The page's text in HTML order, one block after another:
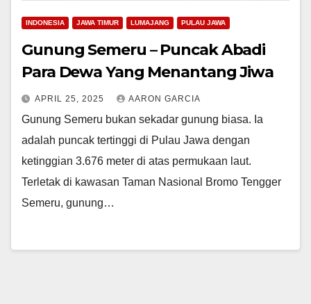
INDONESIA JAWA TIMUR LUMAJANG PULAU JAWA
Gunung Semeru – Puncak Abadi
Para Dewa Yang Menantang Jiwa
APRIL 25, 2025 AARON GARCIA
Gunung Semeru bukan sekadar gunung biasa. Ia
adalah puncak tertinggi di Pulau Jawa dengan
ketinggian 3.676 meter di atas permukaan laut.
Terletak di kawasan Taman Nasional Bromo Tengger
Semeru, gunung…